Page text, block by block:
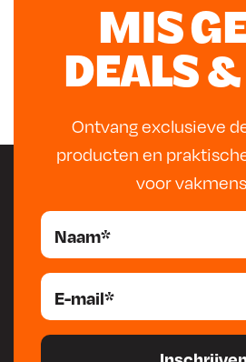
MIS
DEALS
Ontvang exclusieve
producten en
voor